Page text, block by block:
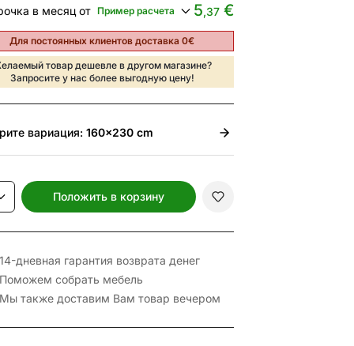
в месяц от Пример расчета 5,37€
Для постоянных клиентов доставка 0€
товар дешевле в другом магазине?
Запросите у нас более выгодную цену!
вариация: 160x230 cm
Положить в корзину
дневная гарантия возврата денег
собрать мебель
также доставим Вам товар вечером